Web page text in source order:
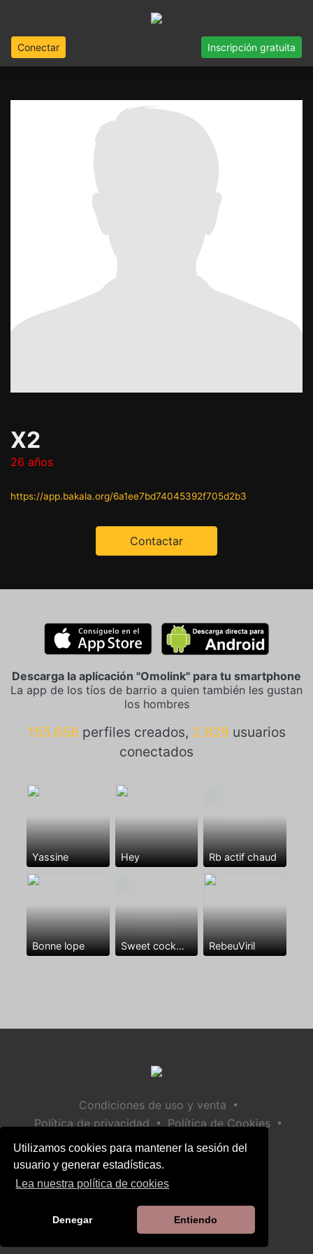
Utilizamos cookies para mantener la sesión del
usuario y generar estadísticas.
Lea nuestra política de cookies
Denegar Entiendo
Conectar Inscripción gratuita
X2
26 años
https://app.bakala.org/6a1ee7bd74045392f705d2b3
Contactar
Descarga la aplicación "Omolink" para tu smartphone
La app de los tíos de barrio a quien también les gustan
los hombres
155.656 perfiles creados, 2.829 usuarios
conectados
Yassine Hey Rb actif chaud
Bonne lope Sweet cock😘🍆🍆🍆❤️ RebeuViril
Condiciones de uso y venta •
Política de privacidad • Política de Cookies •
Política de seguridad infantil
Ayuda / Contactar